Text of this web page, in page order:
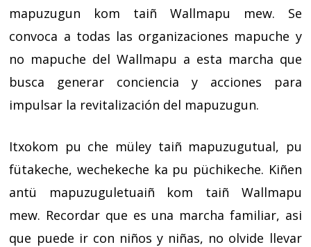
mapuzugun kom taiñ Wallmapu mew. Se
convoca a todas las organizaciones mapuche y
no mapuche del Wallmapu a esta marcha que
busca generar conciencia y acciones para
impulsar la revitalización del mapuzugun.
Itxokom pu che müley taiñ mapuzugutual, pu
fütakeche, wechekeche ka pu püchikeche. Kiñen
antü mapuzuguletuaiñ kom taiñ Wallmapu
mew. Recordar que es una marcha familiar, asi
que puede ir con niños y niñas, no olvide llevar